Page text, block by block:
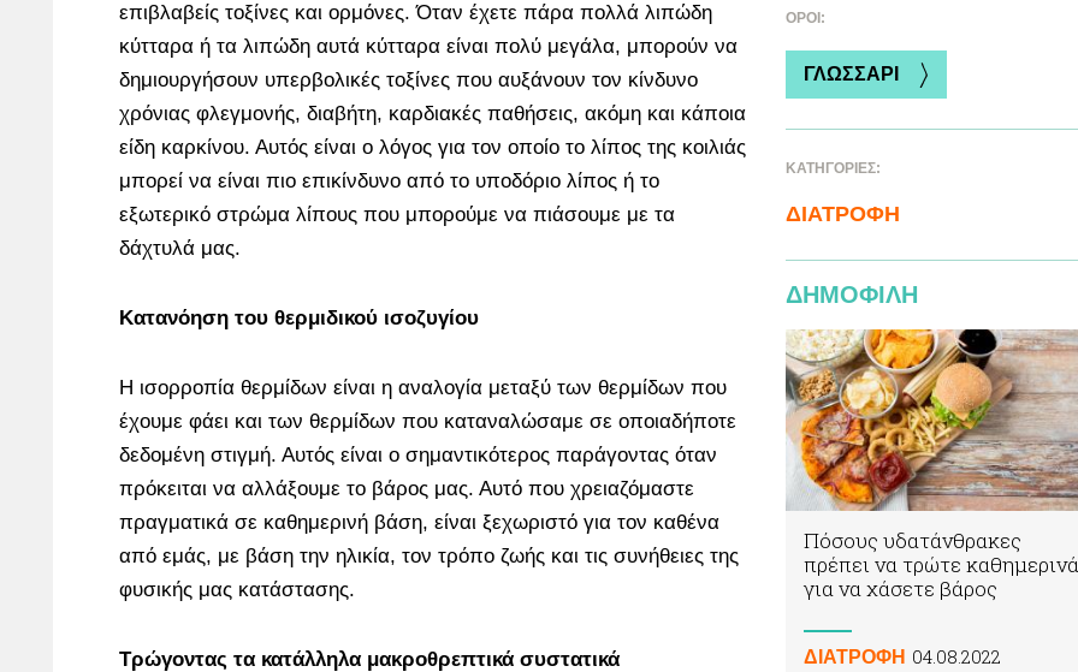
επιβλαβείς τοξίνες και ορμόνες. Όταν έχετε πάρα πολλά λιπώδη
κύτταρα ή τα λιπώδη αυτά κύτταρα είναι πολύ μεγάλα, μπορούν να
δημιουργήσουν υπερβολικές τοξίνες που αυξάνουν τον κίνδυνο
χρόνιας φλεγμονής, διαβήτη, καρδιακές παθήσεις, ακόμη και κάποια
είδη καρκίνου. Αυτός είναι ο λόγος για τον οποίο το λίπος της κοιλιάς
μπορεί να είναι πιο επικίνδυνο από το υποδόριο λίπος ή το
εξωτερικό στρώμα λίπους που μπορούμε να πιάσουμε με τα
δάχτυλά μας.
Κατανόηση του θερμιδικού ισοζυγίου
Η ισορροπία θερμίδων είναι η αναλογία μεταξύ των θερμίδων που
έχουμε φάει και των θερμίδων που καταναλώσαμε σε οποιαδήποτε
δεδομένη στιγμή. Αυτός είναι ο σημαντικότερος παράγοντας όταν
πρόκειται να αλλάξουμε το βάρος μας. Αυτό που χρειαζόμαστε
πραγματικά σε καθημερινή βάση, είναι ξεχωριστό για τον καθένα
από εμάς, με βάση την ηλικία, τον τρόπο ζωής και τις συνήθειες της
φυσικής μας κατάστασης.
Τρώγοντας τα κατάλληλα μακροθρεπτικά συστατικά
ΌΡΟΙ:
ΓΛΩΣΣΑΡΙ
ΚΑΤΗΓΟΡΙΕΣ:
ΔΙΑΤΡΟΦΗ
ΔΗΜΟΦΙΛΗ
Πόσους υδατάνθρακες
πρέπει να τρώτε καθημερινά
για να χάσετε βάρος
ΔΙΑΤΡΟΦΗ 04.08.2022